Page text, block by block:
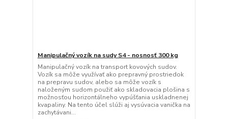
Manipulačný vozík na sudy S4 - nosnosť 300 kg
Manipulačný vozík na transport kovových sudov.
Vozík sa môže využívať ako prepravný prostriedok
na prepravu sudov, alebo sa môže vozík s
naloženým sudom použiť ako skladovacia plošina s
možnosťou horizontálneho vypúšťania uskladnenej
kvapaliny. Na tento účel slúži aj vysúvacia vanička na
zachytávani...